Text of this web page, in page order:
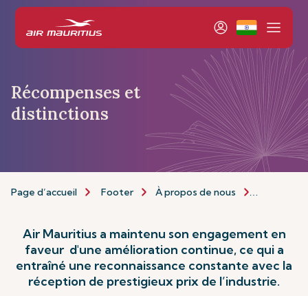
Récompenses et
distinctions
Page d’accueil Footer À propos de nous
Air Mauritius a maintenu son engagement en
faveur d'une amélioration continue, ce qui a
entraîné une reconnaissance constante avec la
réception de prestigieux prix de l’industrie.